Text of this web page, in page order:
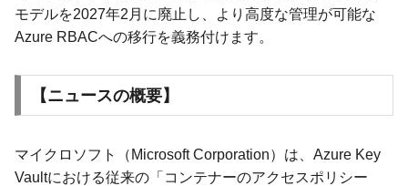
モデルを2027年2月に廃止し、より高度な管理が可能な
Azure RBACへの移行を義務付けます。
【ニュースの概要】
マイクロソフト（Microsoft Corporation）は、Azure Key
Vaultにおける従来の「コンテナーのアクセスポリシー